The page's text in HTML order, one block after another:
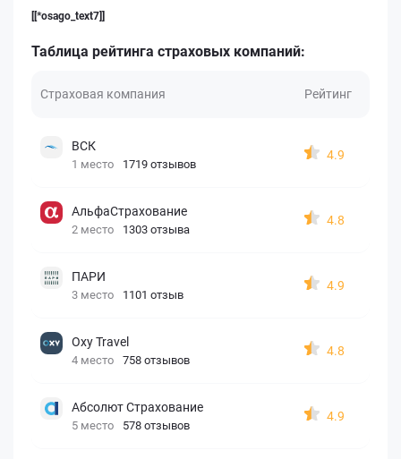
[[*osago_text7]]
Таблица рейтинга страховых компаний:
Страховая компания Рейтинг
ВСК
1 место 1719 отзывов
4.9
АльфаСтрахование
2 место 1303 отзыва
4.8
ПАРИ
3 место 1101 отзыв
4.9
Oxy Travel
4 место 758 отзывов
4.8
Абсолют Страхование
5 место 578 отзывов
4.9